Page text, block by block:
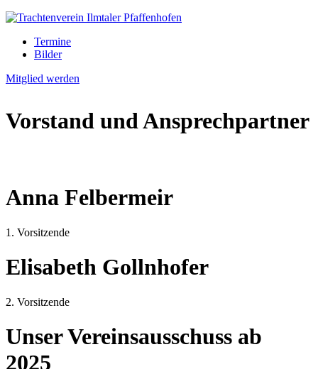
Termine
Bilder
Mitglied werden
Vorstand und Ansprechpartner
Anna Felbermeir
1. Vorsitzende
Elisabeth Gollnhofer
2. Vorsitzende
Unser Vereinsausschuss ab
2025